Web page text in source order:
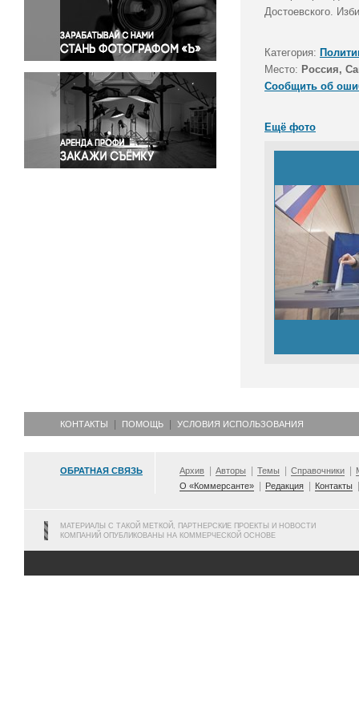
Правосудие
Происшествия и конфликты
Религия
Светская жизнь
Спорт
Экология
Экономика и бизнес
Достоевского.
Категория:
Место: Россия,
Сообщить об
Ещё фото
КОНТАКТЫ ПОМОЩЬ УСЛОВИЯ ИСПОЛЬЗОВАНИЯ
ОБРАТНАЯ СВЯЗЬ Архив Авторы Темы Справочники
О «Коммерсанте»
Редакция Контакты
МАТЕРИАЛЫ С ТАКОЙ МЕТКОЙ, ПАРТНЕРСКИЕ ПРОЕКТЫ И НОВОСТИ
КОМПАНИЙ ОПУБЛИКОВАНЫ НА КОММЕРЧЕСКОЙ ОСНОВЕ